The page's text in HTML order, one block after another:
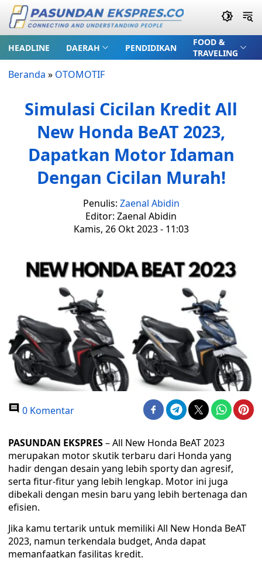
HEADLINE DAERAH PENDIDIKAN
FOOD &
TRAVELING
Beranda » OTOMOTIF
Simulasi Cicilan Kredit All
New Honda BeAT 2023,
Dapatkan Motor Idaman
Dengan Cicilan Murah!
Penulis: Zaenal Abidin
Editor: Zaenal Abidin
Kamis, 26 Okt 2023 - 11:03
0 Komentar
PASUNDAN EKSPRES– All New Honda BeAT 2023
merupakan motor skutik terbaru dari Honda yang
hadir dengan desain yang lebih sporty dan agresif,
serta fitur-fitur yang lebih lengkap. Motor ini juga
dibekali dengan mesin baru yang lebih bertenaga dan
efisien.
Jika kamu tertarik untuk memiliki All New Honda BeAT
2023, namun terkendala budget, Anda dapat
memanfaatkan fasilitas kredit.